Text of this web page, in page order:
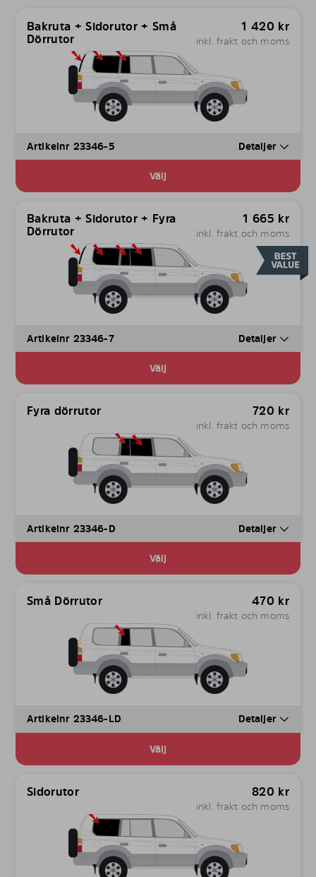
Bakruta + Sidorutor + Små
Dörrutor
1 420 kr
inkl. frakt och moms
Artikelnr 23346-5 Detaljer
Välj
Bakruta + Sidorutor + Fyra
Dörrutor
1 665 kr
inkl. frakt och moms
Artikelnr 23346-7 Detaljer
Välj
Fyra dörrutor 720 kr
inkl. frakt och moms
Artikelnr 23346-D Detaljer
Välj
Små Dörrutor 470 kr
inkl. frakt och moms
Artikelnr 23346-LD Detaljer
Välj
Sidorutor 820 kr
inkl. frakt och moms